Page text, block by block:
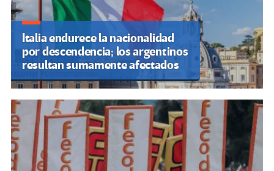
Italia endurece la nacionalidad
por descendencia; los argentinos
resultan sumamente afectados